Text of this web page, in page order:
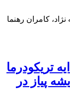
کامران رهنما
تریکودرما
پیاز در